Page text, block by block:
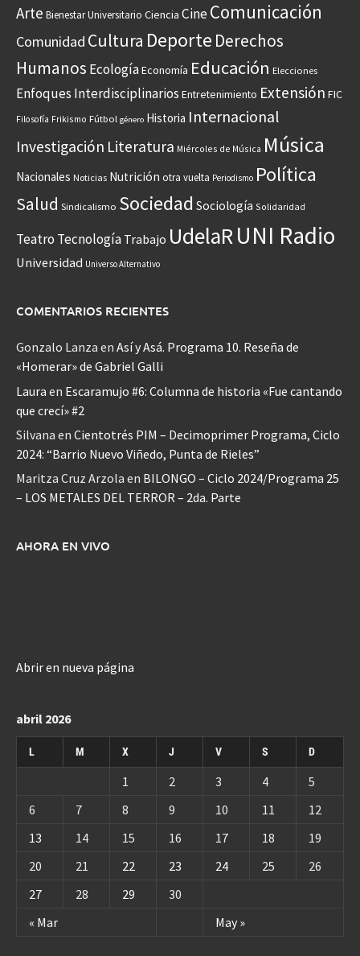
Arte Bienestar Universitario Ciencia CineComunicación
Comunidad Cultura Deporte Derechos
Humanos EcologíaEconomía Educación Elecciones
Enfoques Interdisciplinarios Entretenimiento Extensión FIC
Filosofía Frikismo Fútbol género Historia Internacional
Investigación Literatura Miércoles de Música Música
Nacionales Noticias Nutrición otra vuelta Periodismo Política
Salud Sindicalismo Sociedad Sociología Solidaridad
Teatro Tecnología Trabajo UdelaRUNI Radio
Universidad Universo Alternativo
COMENTARIOS RECIENTES
Gonzalo Lanza en Así y Asá. Programa 10. Reseña de
«Homerar» de Gabriel Galli
Laura en Escaramujo #6: Columna de historia «Fue cantando
que crecí» #2
Silvana en Cientotrés PIM – Decimoprimer Programa, Ciclo
2024: “Barrio Nuevo Viñedo, Punta de Rieles”
Maritza Cruz Arzola en BILONGO – Ciclo 2024/Programa 25
– LOS METALES DEL TERROR – 2da. Parte
AHORA EN VIVO
Abrir en nueva página
abril 2026
L M X J V S D
« Mar May »
1 2 3 4
5
6
7 8 9 10 11
12
13
14 15 16 17 18
19
20
21 22 23 24 25
26
27
28 29 30